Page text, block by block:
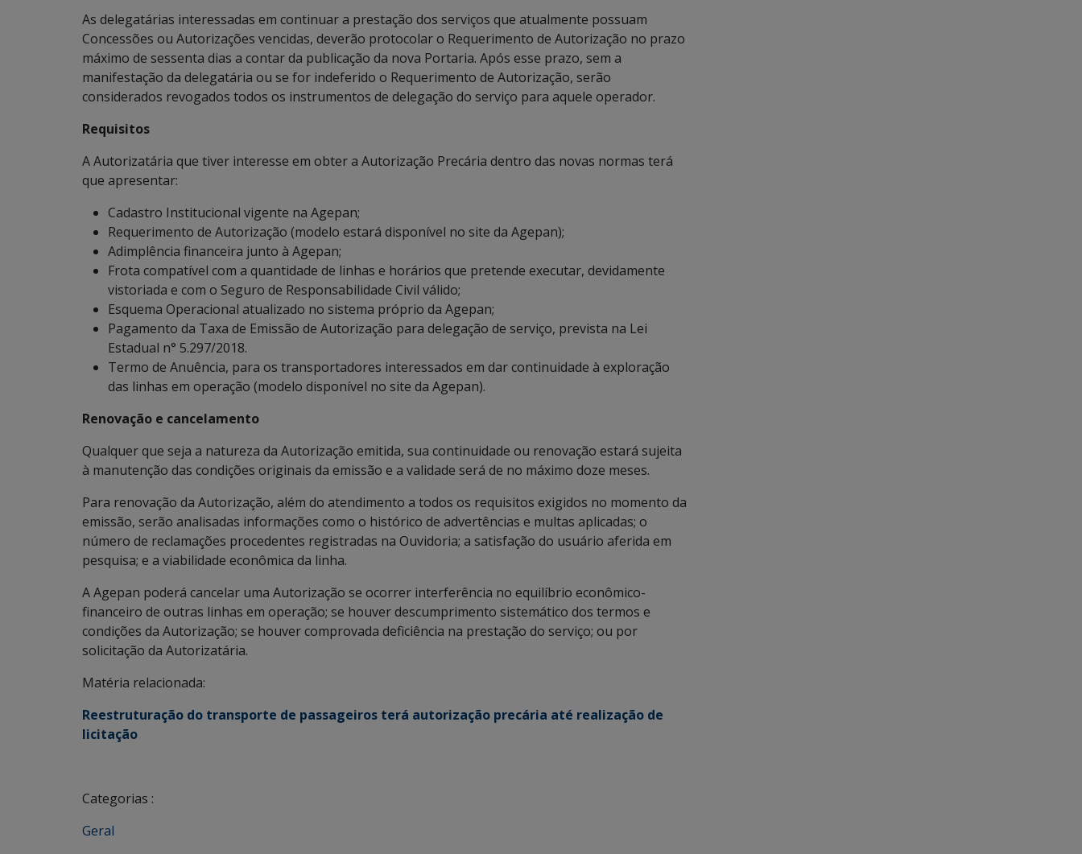
As delegatárias interessadas em continuar a prestação dos serviços que atualmente possuam
Concessões ou Autorizações vencidas, deverão protocolar o Requerimento de Autorização no prazo
máximo de sessenta dias a contar da publicação da nova Portaria. Após esse prazo, sem a
manifestação da delegatária ou se for indeferido o Requerimento de Autorização, serão
considerados revogados todos os instrumentos de delegação do serviço para aquele operador.
Requisitos
A Autorizatária que tiver interesse em obter a Autorização Precária dentro das novas normas terá
que apresentar:
Cadastro Institucional vigente na Agepan;
Requerimento de Autorização (modelo estará disponível no site da Agepan);
Adimplência financeira junto à Agepan;
Frota compatível com a quantidade de linhas e horários que pretende executar, devidamente
vistoriada e com o Seguro de Responsabilidade Civil válido;
Esquema Operacional atualizado no sistema próprio da Agepan;
Pagamento da Taxa de Emissão de Autorização para delegação de serviço, prevista na Lei
Estadual n° 5.297/2018.
Termo de Anuência, para os transportadores interessados em dar continuidade à exploração
das linhas em operação (modelo disponível no site da Agepan).
Renovação e cancelamento
Qualquer que seja a natureza da Autorização emitida, sua continuidade ou renovação estará sujeita
à manutenção das condições originais da emissão e a validade será de no máximo doze meses.
Para renovação da Autorização, além do atendimento a todos os requisitos exigidos no momento da
emissão, serão analisadas informações como o histórico de advertências e multas aplicadas; o
número de reclamações procedentes registradas na Ouvidoria; a satisfação do usuário aferida em
pesquisa; e a viabilidade econômica da linha.
A Agepan poderá cancelar uma Autorização se ocorrer interferência no equilíbrio econômico-
financeiro de outras linhas em operação; se houver descumprimento sistemático dos termos e
condições da Autorização; se houver comprovada deficiência na prestação do serviço; ou por
solicitação da Autorizatária.
Matéria relacionada:
Reestruturação do transporte de passageiros terá autorização precária até realização de
licitação
Categorias :
Geral